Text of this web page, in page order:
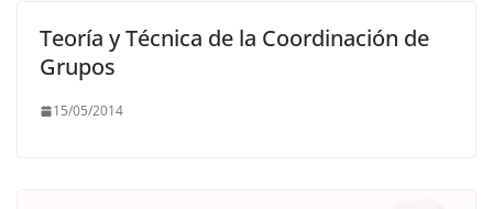
Teoría y Técnica de la Coordinación de
Grupos
15/05/2014